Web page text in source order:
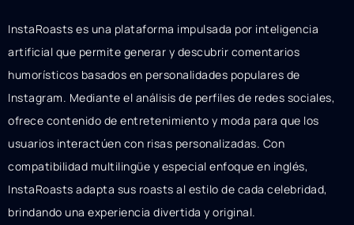
InstaRoasts es una plataforma impulsada por inteligencia
artificial que permite generar y descubrir comentarios
humorísticos basados en personalidades populares de
Instagram. Mediante el análisis de perfiles de redes sociales,
ofrece contenido de entretenimiento y moda para que los
usuarios interactúen con risas personalizadas. Con
compatibilidad multilingüe y especial enfoque en inglés,
InstaRoasts adapta sus roasts al estilo de cada celebridad,
brindando una experiencia divertida y original.